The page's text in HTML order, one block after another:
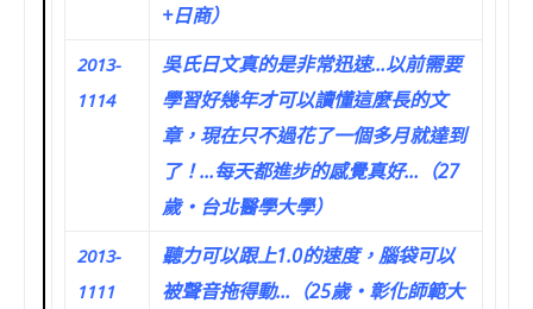
+日商）
2013-
1114
吳氏日文真的是非常迅速…以前需要
學習好幾年才可以讀懂這麼長的文
章，現在只不過花了一個多月就達到
了！…每天都進步的感覺真好…（27
歲‧台北醫學大學）
2013-
1111
聽力可以跟上1.0的速度，腦袋可以
被聲音拖得動…（25歲‧彰化師範大